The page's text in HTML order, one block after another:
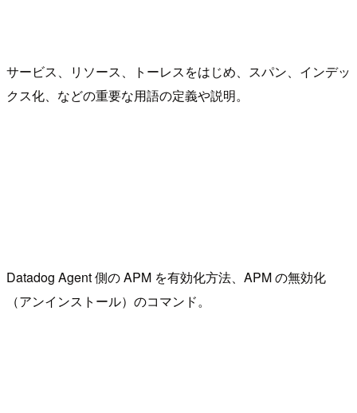
サービス、リソース、トーレスをはじめ、スパン、インデッ
クス化、などの重要な用語の定義や説明。
Datadog Agent 側の APM を有効化方法、APM の無効化
（アンインストール）のコマンド。